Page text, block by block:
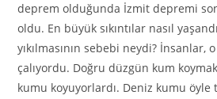
deprem olduğunda İzmit depremi
oldu. En büyük sıkıntılar nasıl
yıkılmasının sebebi neydi? İnsanlar,
çalıyordu. Doğru düzgün kum
kumu koyuyorlardı. Deniz kumu